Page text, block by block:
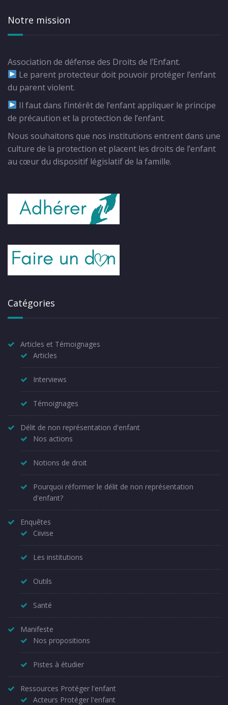
Notre mission
Association de défense des Droits de l’Enfant.
Le parent protecteur doit pouvoir protéger l’enfant
du parent violent.
Il faut dans l’intérêt de l’enfant appliquer le principe
de précaution et la protection de l’enfant.
Nous souhaitons que nos institutions entrent dans une
culture de la protection et placent les droits de l’enfant
au cœur du dispositif législatif de la famille.
Catégories
Articles et Témoignages
Articles
Interviews
Témoignages
Délit de non représentation d'enfant
Nos actions
Notions de droit
Pourquoi réformer le délit de non représentation
d'enfant?
Enquêtes
Ciivise
Les institutions
Outils
Santé
Manifeste
Nos propositions
Pistes à étudier
Ressources Protéger l'enfant
Acteurs Protéger l'enfant